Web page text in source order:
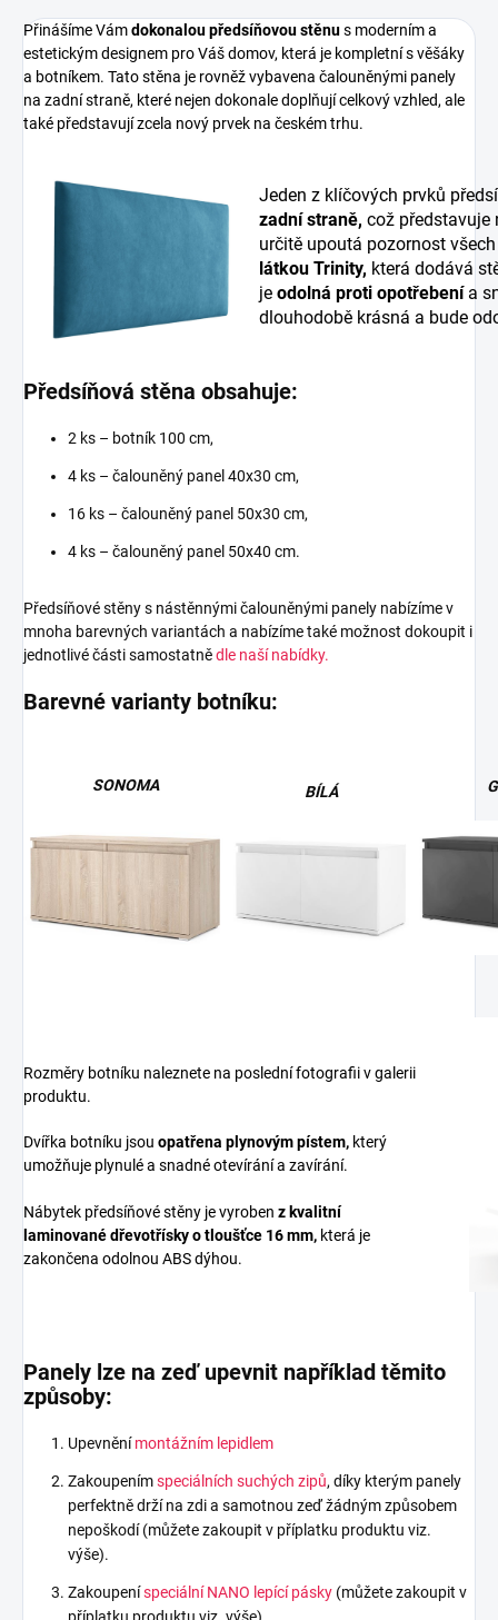
Přinášíme Vámdokonalou předsíňovou stěnus moderním a
estetickým designem pro Váš domov, která je kompletní s věšáky
a botníkem. Tato stěna je rovněž vybavena čalouněnými panely
na zadní straně, které nejen dokonale doplňují celkový vzhled, ale
také představují zcela nový prvek na českém trhu.
Jeden z klíčových prvků
zadní straně, což
určitě upoutá pozornost
látkou Trinity, která dodává
je odolná proti opotřebenía
dlouhodobě krásná a bude
Předsíňová stěna obsahuje:
2 ks – botník 100 cm,
4 ks – čalouněný panel 40x30 cm,
16 ks – čalouněný panel 50x30 cm,
4 ks – čalouněný panel 50x40 cm.
Předsíňové stěny s nástěnnými čalouněnými panely nabízíme v
mnoha barevných variantách a nabízíme také možnost dokoupit i
jednotlivé části samostatnědle naší nabídky.
Barevné varianty botníku:
SONOMA BÍLÁ
Rozměry botníku naleznete na poslední fotografii v galerii
produktu.
Dvířka botníku jsou opatřena plynovým pístem, který
umožňuje plynulé a snadné otevírání a zavírání.
Nábytek předsíňové stěny je vyroben z kvalitní
laminované dřevotřískyo tloušťce 16 mm, která je
zakončena odolnou ABS dýhou.
Panely lze na zeď upevnit například těmito
způsoby:
Upevněnímontážním lepidlem
Zakoupenímspeciálních suchých zipů, díky kterým panely
perfektně drží na zdi a samotnou zeď žádným způsobem
nepoškodí (můžete zakoupit v příplatku produktu viz.
výše).
Zakoupeníspeciální NANO lepící pásky (můžete zakoupit v